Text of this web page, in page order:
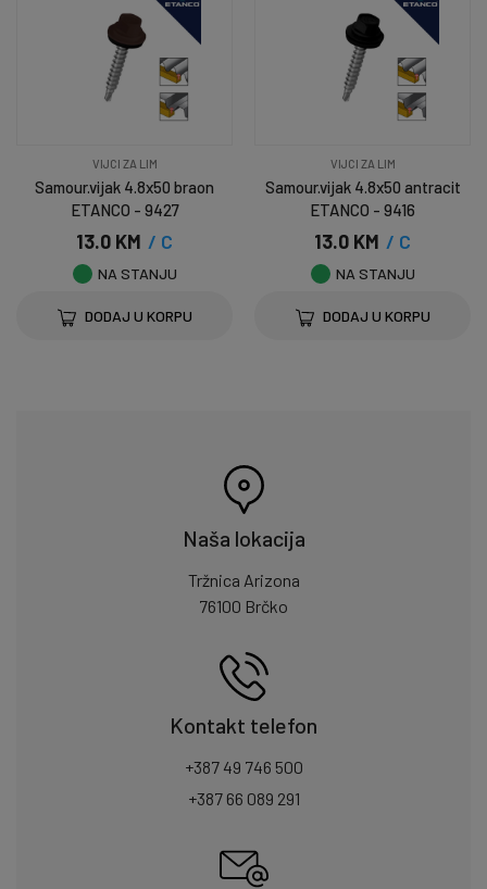
VIJCI ZA LIM
Samour.vijak 4.8x50 braon
ETANCO - 9427
13.0 KM / C
NA STANJU
DODAJ U KORPU
VIJCI ZA LIM
Samour.vijak 4.8x50 antracit
ETANCO - 9416
13.0 KM / C
NA STANJU
DODAJ U KORPU
Naša lokacija
Tržnica Arizona
76100 Brčko
Kontakt telefon
+387 49 746 500
+387 66 089 291